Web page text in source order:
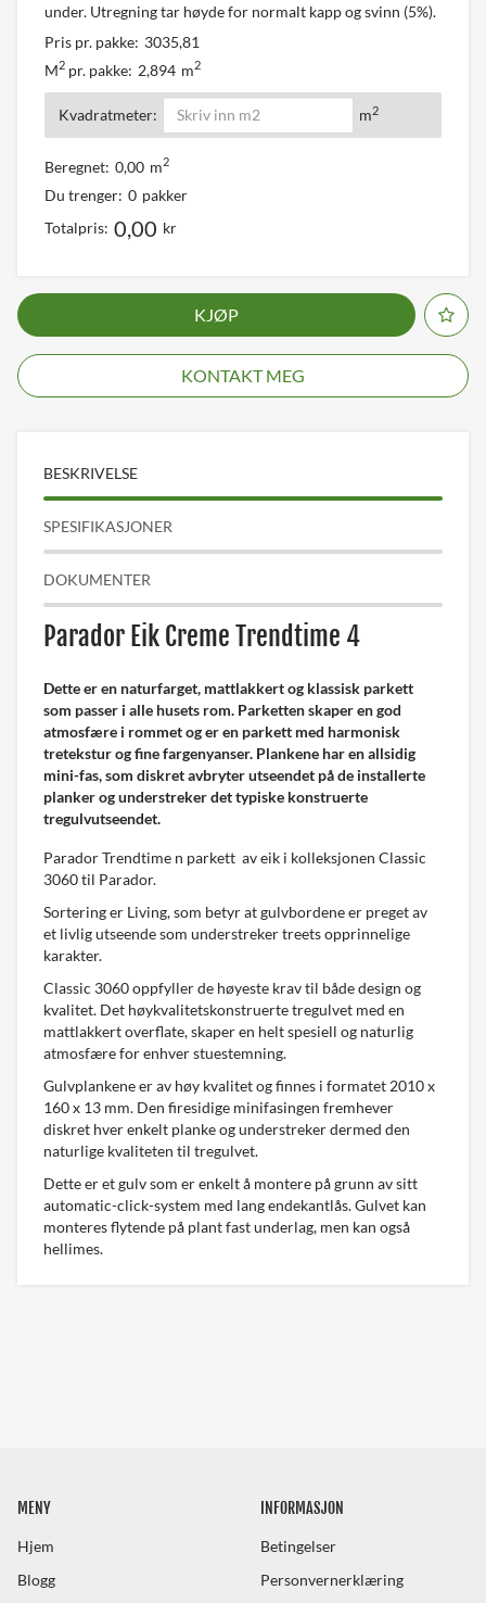
under. Utregning tar høyde for normalt kapp og svinn (5%).
Pris pr. pakke: 3035,81
M2 pr. pakke: 2,894 m2
Kvadratmeter: m2
Beregnet: 0,00 m2
Du trenger: 0 pakker
Totalpris: 0,00 kr
KJØP
KONTAKT MEG
BESKRIVELSE
SPESIFIKASJONER
DOKUMENTER
Parador Eik Creme Trendtime 4
Dette er en naturfarget, mattlakkert og klassisk parkett
som passer i alle husets rom. Parketten skaper en god
atmosfære i rommet og er en parkett med harmonisk
tretekstur og fine fargenyanser. Plankene har en allsidig
mini-fas, som diskret avbryter utseendet på de installerte
planker og understreker det typiske konstruerte
tregulvutseendet.
Parador Trendtime n parkett av eik i kolleksjonen Classic
3060 til Parador.
Sortering er Living, som betyr at gulvbordene er preget av
et livlig utseende som understreker treets opprinnelige
karakter.
Classic 3060 oppfyller de høyeste krav til både design og
kvalitet. Det høykvalitetskonstruerte tregulvet med en
mattlakkert overflate, skaper en helt spesiell og naturlig
atmosfære for enhver stuestemning.
Gulvplankene er av høy kvalitet og finnes i formatet 2010 x
160 x 13 mm. Den firesidige minifasingen fremhever
diskret hver enkelt planke og understreker dermed den
naturlige kvaliteten til tregulvet.
Dette er et gulv som er enkelt å montere på grunn av sitt
automatic-click-system med lang endekantlås. Gulvet kan
monteres flytende på plant fast underlag, men kan også
hellimes.
MENY
Hjem
Blogg
INFORMASJON
Betingelser
Personvernerklæring